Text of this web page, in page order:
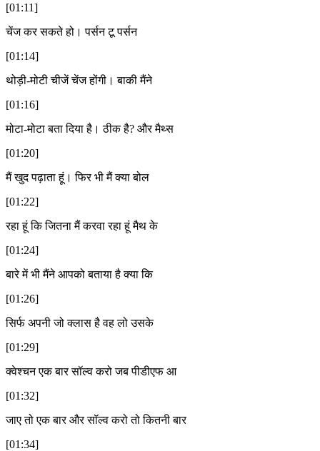
[01:11]
चेंज कर सकते हो। पर्सन टू पर्सन
[01:14]
थोड़ी-मोटी चीजें चेंज होंगी। बाकी मैंने
[01:16]
मोटा-मोटा बता दिया है। ठीक है? और मैथ्स
[01:20]
मैं खुद पढ़ाता हूं। फिर भी मैं क्या बोल
[01:22]
रहा हूं कि जितना मैं करवा रहा हूं मैथ के
[01:24]
बारे में भी मैंने आपको बताया है क्या कि
[01:26]
सिर्फ अपनी जो क्लास है वह लो उसके
[01:29]
क्वेश्चन एक बार सॉल्व करो जब पीडीएफ आ
[01:32]
जाए तो एक बार और सॉल्व करो तो कितनी बार
[01:34]